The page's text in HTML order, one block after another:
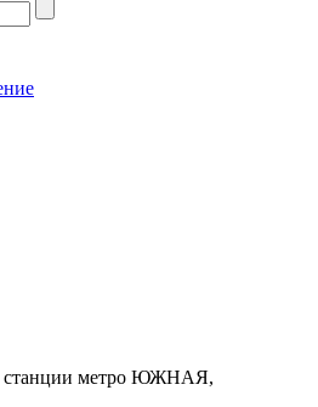
станции метро ЮЖНАЯ,